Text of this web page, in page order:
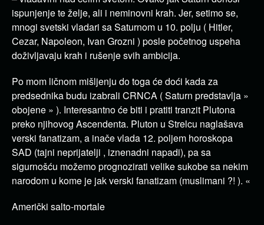
ispunjenje te želje, ali i neminovni krah. Jer, setimo se,
mnogi svetski vladari sa Saturnom u 10. polju ( Hitler,
Cezar, Napoleon, Ivan Grozni ) posle početnog uspeha
doživljavaju krah i rušenje svih ambicija.
Po mom ličnom mišljenju do toga će doći kada za
predsednika budu izabrali CRNCA ( Saturn predstavlja »
obojene » ). Interesantno će biti i pratiti tranzit Plutona
preko njihovog Ascendenta. Pluton u Strelcu naglašava
verski fanatizam, a inače vlada 12. poljem horoskopa
SAD (tajni neprijatelji , iznenadni napadi), pa sa
sigurnošću možemo prognozirati velike sukobe sa nekim
narodom u kome je jak verski fanatizam (muslimani ?! ). «
Američki salto-mortale